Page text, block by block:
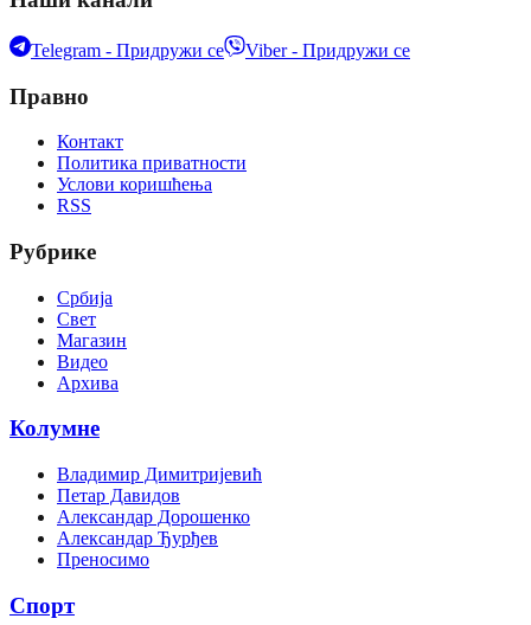
Telegram - Придружи се Viber - Придружи се
Правно
Контакт
Политика приватности
Услови коришћења
RSS
Рубрике
Србија
Свет
Магазин
Видео
Архива
Колумне
Владимир Димитријевић
Петар Давидов
Александар Дорошенко
Александар Ђурђев
Преносимо
Спорт